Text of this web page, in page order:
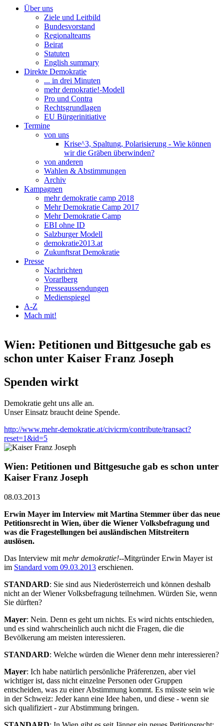
Über uns
Ziele und Leitbild
Bundesvorstand
Regionalteams
Beirat
Statuten
English summary
Direkte Demokratie
... in drei Minuten
mehr demokratie!-Modell
Pro und Contra
Rechtsgrundlagen
EU Bürgerinitiative
Termine
von uns
Krise^3, Spaltung, Polarisierung - Wie können
wir die Gräben überwinden?
von anderen
Wahlen & Abstimmungen
Archiv
Kampagnen
mehr demokratie camp 2018
Mehr Demokratie Camp 2017
Mehr Demokratie Camp
EBI ohne ID
Salzburger Modell
demokratie2013.at
Zukunftsrat Demokratie
Presse
Nachrichten
Vorarlberg
Presseaussendungen
Medienspiegel
A-Z
Mach mit!
Wien: Petitionen und Bittgesuche gab es
schon unter Kaiser Franz Joseph
Spenden wirkt
Demokratie geht uns alle an.
Unser Einsatz braucht deine Spende.
http://www.mehr-demokratie.at/civicrm/contribute/transact?
reset=1&id=5
Wien: Petitionen und Bittgesuche gab es schon unter
Kaiser Franz Joseph
08.03.2013
Erwin Mayer im Interview mit Martina Stemmer über das neue
Petitionsrecht in Wien, über die Wiener Volksbefragung und
was die Fragestellungen bei ausländischen Mitstreitern
auslösen.
Das Interview mit mehr demokratie!--Mitgründer Erwin Mayer ist
im Standard vom 09.03.2013 erschienen.
STANDARD: Sie sind aus Niederösterreich und können deshalb
nicht an der Wiener Volksbefragung teilnehmen. Würden Sie, wenn
Sie dürften?
Mayer: Nein. Denn es geht um nichts. Es wird nichts entschieden,
und es sind wahrscheinlich auch nicht die Fragen, die die
Bevölkerung am meisten interessieren.
STANDARD: Welche würden die Wiener denn mehr interessieren?
Mayer: Ich habe natürlich persönliche Präferenzen, aber viel
wichtiger ist, dass nicht einzelne Personen oder Gruppen
entscheiden, was zu einer Abstimmung kommt. Es müsste sein wie
in der Schweiz: Jeder kann eine Idee haben, und diese - wenn sie
sich qualifiziert - zur Abstimmung bringen.